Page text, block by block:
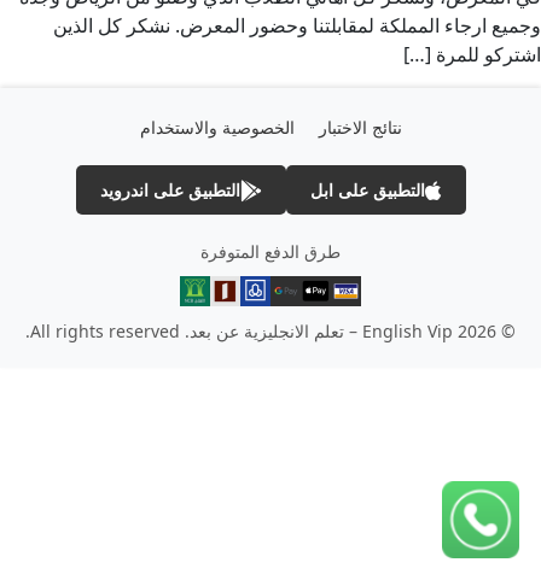
وجميع ارجاء المملكة لمقابلتنا وحضور المعرض. نشكر كل الذين
اشتركو للمرة […]
نتائج الاختبار الخصوصية والاستخدام
التطبيق على ابل التطبيق على اندرويد
طرق الدفع المتوفرة
© 2026 English Vip – تعلم الانجليزية عن بعد. All rights reserved.